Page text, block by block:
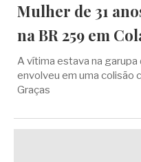
Mulher de 31
na BR 259 em
A vítima estava na
envolveu em uma colisão
Graças